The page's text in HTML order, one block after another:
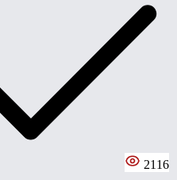
2116